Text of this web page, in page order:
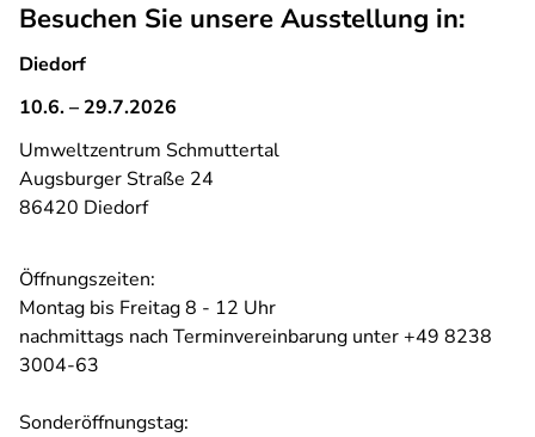
Besuchen Sie unsere Ausstellung in:
Diedorf
10.6. – 29.7.2026
Umweltzentrum Schmuttertal
Augsburger Straße 24
86420 Diedorf
Öffnungszeiten:
Montag bis Freitag 8 - 12 Uhr
nachmittags nach Terminvereinbarung unter +49 8238
3004-63
Sonderöffnungstag: